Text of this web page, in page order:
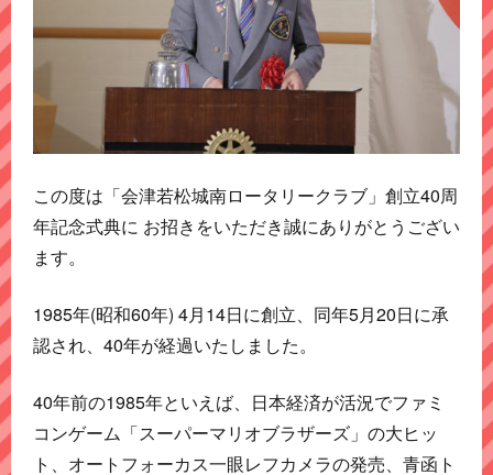
この度は「会津若松城南ロータリークラブ」創立40周
年記念式典に お招きをいただき誠にありがとうござい
ます。
1985年(昭和60年) 4月14日に創立、同年5月20日に承
認され、40年が経過いたしました。
40年前の1985年といえば、日本経済が活況でファミ
コンゲーム「スーパーマリオブラザーズ」の大ヒッ
ト、オートフォーカス一眼レフカメラの発売、青函ト